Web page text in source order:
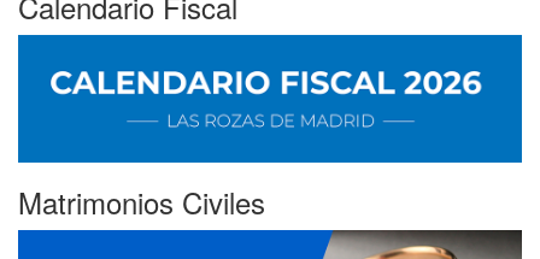
Matrimonios Civiles